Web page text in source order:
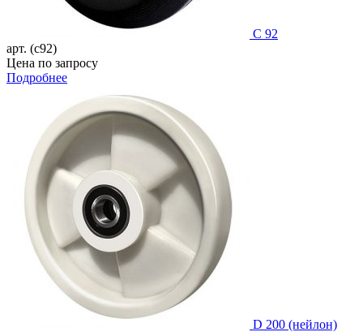
C 92
арт. (c92)
Цена по запросу
Подробнее
D 200 (нейлон)